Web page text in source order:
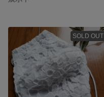
SOLD OUT